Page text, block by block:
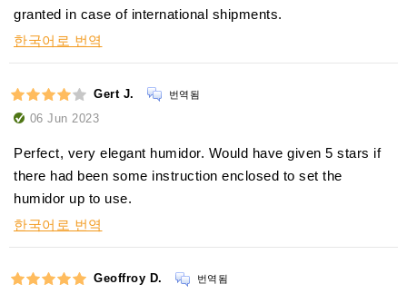
granted in case of international shipments.
한국어로 번역
Gert J. 번역됨
06 Jun 2023
Perfect, very elegant humidor. Would have given 5 stars if
there had been some instruction enclosed to set the
humidor up to use.
한국어로 번역
Geoffroy D. 번역됨